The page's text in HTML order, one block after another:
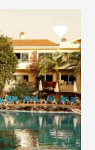
Pridať
do